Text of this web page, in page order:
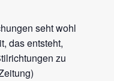
seht wohl
das entsteht,
zu